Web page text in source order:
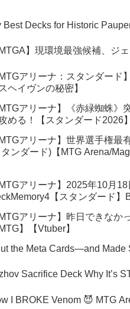
Best Decks for Historic
MTGA】現環境最強候補、ジ
MTGアリーナ：スタンダー
ヘイヴンの秘密】
MTGアリーナ】《赤緑蜘蛛
める！【スタンダード2026
MTGアリーナ】世界選手権最
ンダード)【MTG Arena/
MTGアリーナ】2025年10月
【スタンダード】
MTGアリーナ】昨日できなか
MTG】【Vtuber】
the Meta Cards—and
Orzhov
I BROKE Venom 😈 MTG